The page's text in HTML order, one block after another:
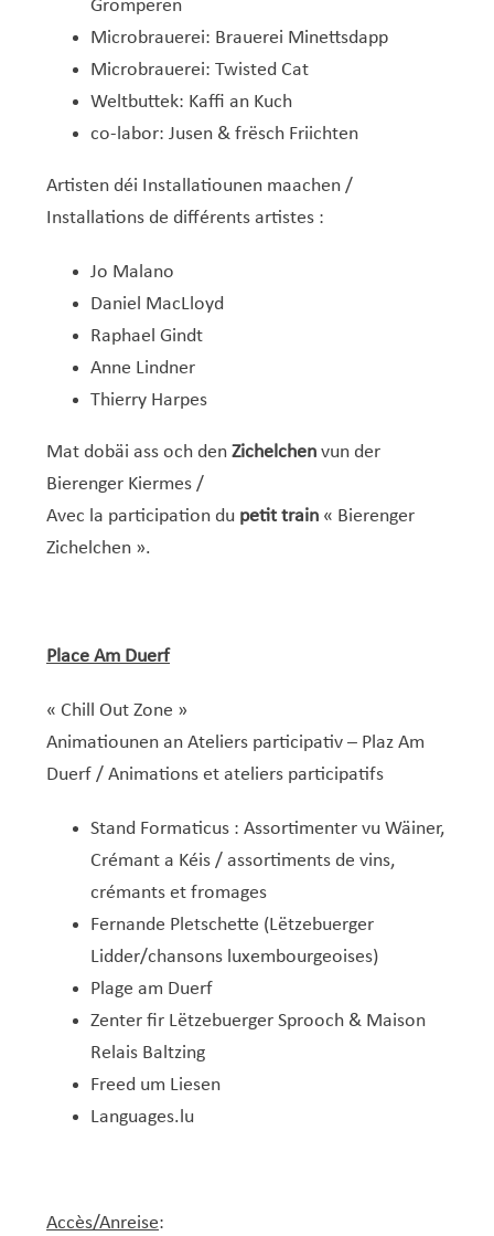
Gromperen
Microbrauerei: Brauerei Minettsdapp
Microbrauerei: Twisted Cat
Weltbuttek: Kaffi an Kuch
co-labor: Jusen & frësch Friichten
Artisten déi Installatiounen maachen /
Installations de différents artistes :
Jo Malano
Daniel MacLloyd
Raphael Gindt
Anne Lindner
Thierry Harpes
Mat dobäi ass och den Zichelchenvun der
Bierenger Kiermes /
Avec la participation du petit train« Bierenger
Zichelchen ».
Place Am Duerf
« Chill Out Zone »
Animatiounen an Ateliers participativ – Plaz Am
Duerf / Animations et ateliers participatifs
Stand Formaticus : Assortimenter vu Wäiner,
Crémant a Kéis / assortiments de vins,
crémants et fromages
Fernande Pletschette (Lëtzebuerger
Lidder/chansons luxembourgeoises)
Plage am Duerf
Zenter fir Lëtzebuerger Sprooch & Maison
Relais Baltzing
Freed um Liesen
Languages.lu
Accès/Anreise: